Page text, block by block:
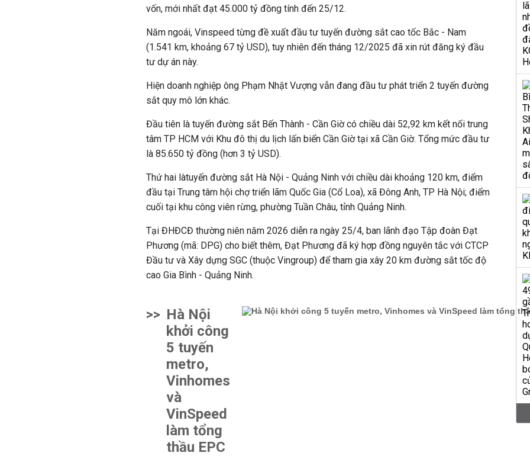
vốn, mới nhất đạt 45.000 tỷ đồng tính đến 25/12.
Năm ngoái, Vinspeed từng đề xuất đầu tư tuyến đường sắt cao tốc Bắc - Nam
(1.541 km, khoảng 67 tỷ USD), tuy nhiên đến tháng 12/2025 đã xin rút đăng ký đầu
tư dự án này.
Hiện doanh nghiệp ông Phạm Nhật Vượng vẫn đang đầu tư phát triển 2 tuyến đường
sắt quy mô lớn khác.
Đầu tiên là tuyến đường sắt Bến Thành - Cần Giờ có chiều dài 52,92 km kết nối trung
tâm TP HCM với Khu đô thị du lịch lấn biển Cần Giờ tại xã Cần Giờ. Tổng mức đầu tư
là 85.650 tỷ đồng (hơn 3 tỷ USD).
Thứ hai làtuyến đường sắt Hà Nội - Quảng Ninh với chiều dài khoảng 120 km, điểm
đầu tại Trung tâm hội chợ triển lãm Quốc Gia (Cổ Loa), xã Đông Anh, TP Hà Nội; điểm
cuối tại khu công viên rừng, phường Tuần Châu, tỉnh Quảng Ninh.
Tại ĐHĐCĐ thường niên năm 2026 diễn ra ngày 25/4, ban lãnh đạo Tập đoàn Đạt
Phương (mã: DPG) cho biết thêm, Đạt Phương đã ký hợp đồng nguyên tắc với CTCP
Đầu tư và Xây dựng SGC (thuộc Vingroup) để tham gia xây 20 km đường sắt tốc độ
cao Gia Bình - Quảng Ninh.
>> Hà Nội
khởi công
5 tuyến
metro,
Vinhomes
và
VinSpeed
làm tổng
thầu EPC